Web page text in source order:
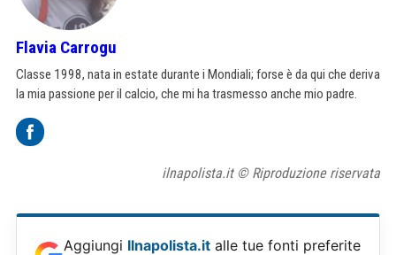
Flavia Carrogu
Classe 1998, nata in estate durante i Mondiali; forse è da qui che deriva
la mia passione per il calcio, che mi ha trasmesso anche mio padre.
ilnapolista.it © Riproduzione riservata
Aggiungi Ilnapolista.it alle tue fonti preferite